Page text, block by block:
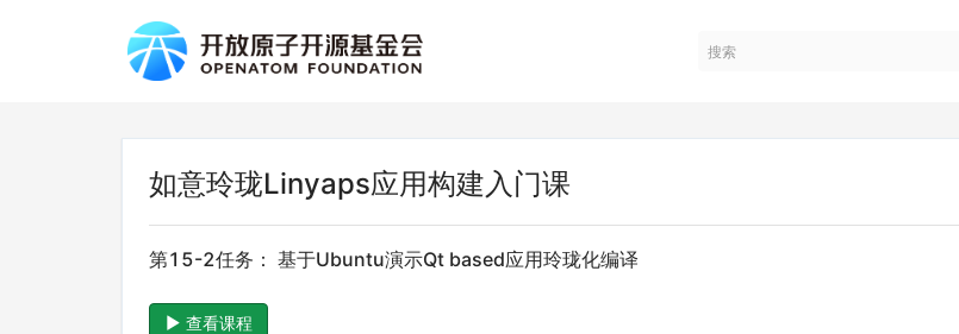
如意玲珑Linyaps应用构建入门课
第15-2任务： 基于Ubuntu演示Qt based应用玲珑化编译
查看课程